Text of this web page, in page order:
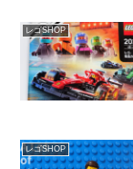
レゴSHOP
レゴSHOP